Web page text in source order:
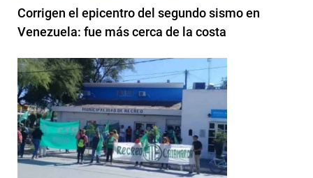
Corrigen el epicentro del segundo sismo en
Venezuela: fue más cerca de la costa